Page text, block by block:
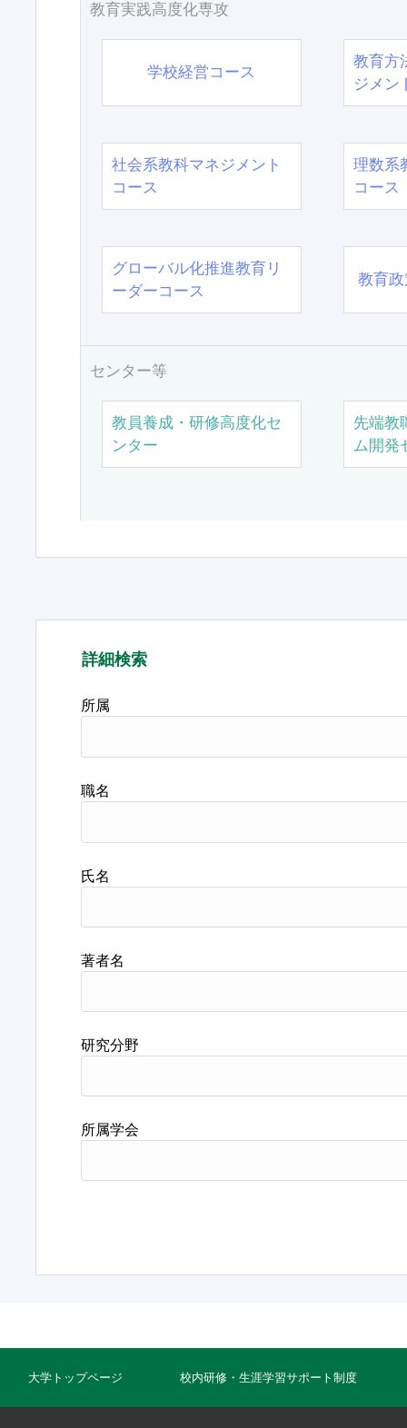
教育実践高度化専攻
学校経営コース
教育方
ジメン
社会系教科マネジメント
コース
理数系
コース
グローバル化推進教育リ
ーダーコース
教育
センター等
教員養成・研修高度化セ
ンター
先端教
ム開発
詳細検索
所属
職名
氏名
著者名
研究分野
所属学会
大学トップページ 校内研修・生涯学習サポート制度